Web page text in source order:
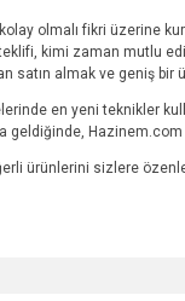
olmalı fikri üzerine
kimi zaman mutlu
satın almak ve geniş
en yeni teknikler
geldiğinde,
ürünlerini sizlere